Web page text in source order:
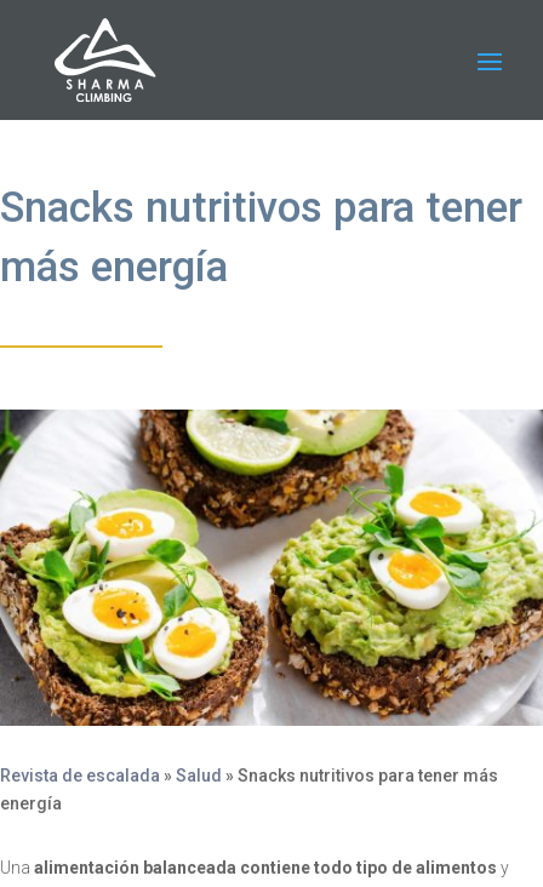
Snacks nutritivos para tener
más energía
Revista de escalada » Salud » Snacks nutritivos para tener más
energía
Una alimentación balanceada contiene todo tipo de alimentos y